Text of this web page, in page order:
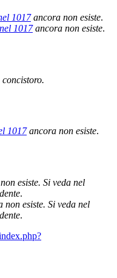
1017ancora non esiste.
1017ancora non esiste.
1017ancora non esiste.
esiste. Si veda nel
.
non esiste. Si veda nel
.